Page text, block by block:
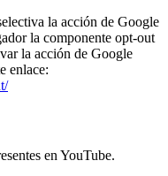
la acción de Google
la componente opt-out
la acción de Google
enlace:
en YouTube.